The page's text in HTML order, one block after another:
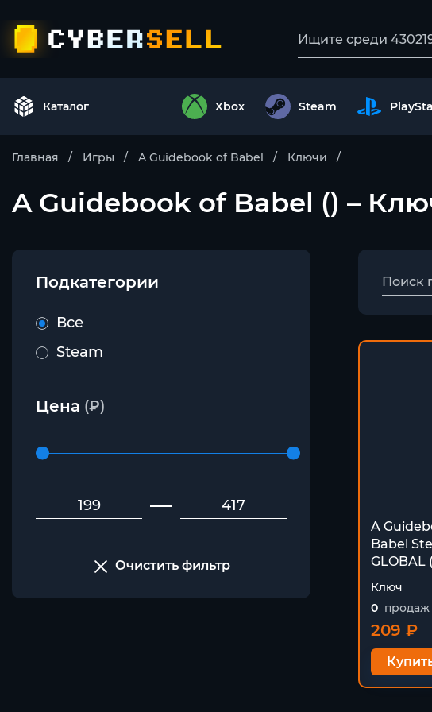
Каталог Xbox Steam
Главная Игры A Guidebook of Babel Ключи
A Guidebook of Babel () –
Подкатегории
Все
Steam
Цена (₽)
Очистить фильтр
A
Babel
GLOBAL
Ключ
0 продаж
209 ₽